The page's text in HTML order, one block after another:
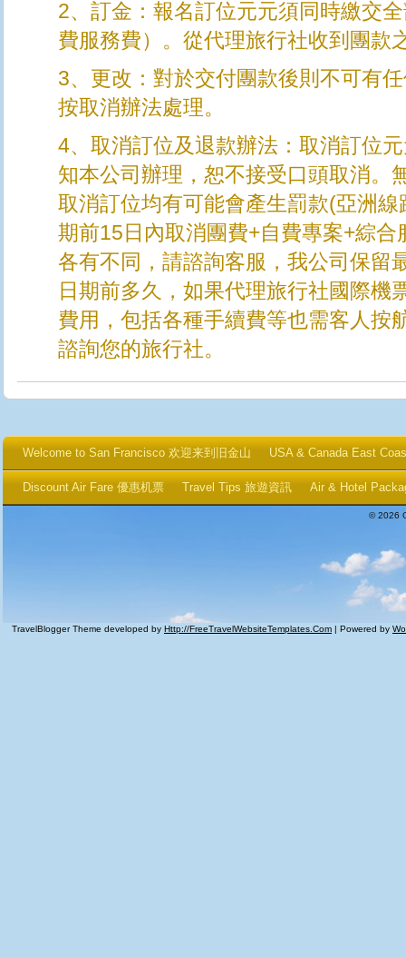
2、訂金：報名訂位元元須同時繳交
費服務費）。從代理旅行社收到團款
3、更改：對於交付團款後則不可有
按取消辦法處理。
4、取消訂位及退款辦法：取消訂位
知本公司辦理，恕不接受口頭取消。
取消訂位均有可能會產生罰款(亞洲
期前15日內取消團費+自費專案+綜
各有不同，請諮詢客服，我公司保留
日期前多久，如果代理旅行社國際機
費用，包括各種手續費等也需客人按
諮詢您的旅行社。
Welcome to San Francisco 欢迎来到旧金山 USA & Canada East
Discount Air Fare 優惠机票 Travel Tips 旅遊資訊 Air & Hotel
© 2026
TravelBlogger Theme developed by Http://FreeTravelWebsiteTemplates.com | Powered by